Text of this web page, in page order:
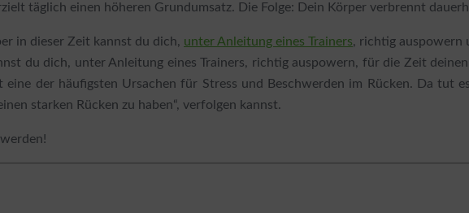
täglich einen höheren Grundumsatz. Die Folge: Dein Körper verbrennt
in dieser Zeit kannst du dich, unter Anleitung eines Trainers, richtig auspowern
du dich, unter Anleitung eines Trainers, richtig auspowern, für die Zeit
eine der häufigsten Ursachen für Stress und Beschwerden im Rücken. Da
starken Rücken zu haben“, verfolgen kannst.